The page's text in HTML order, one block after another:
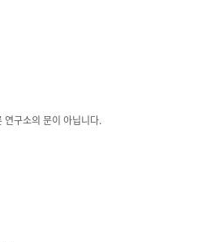
연구소의 문이 아닙니다.